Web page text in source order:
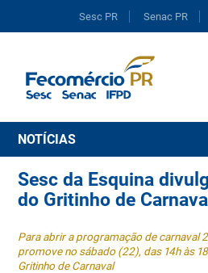
Sesc PR Senac PR
NOTÍCIAS
Sesc da Esquina
do Gritinho de
Para abrir a programação de carnaval
promove no sábado (22), das 14h às
Gritinho de Carnaval